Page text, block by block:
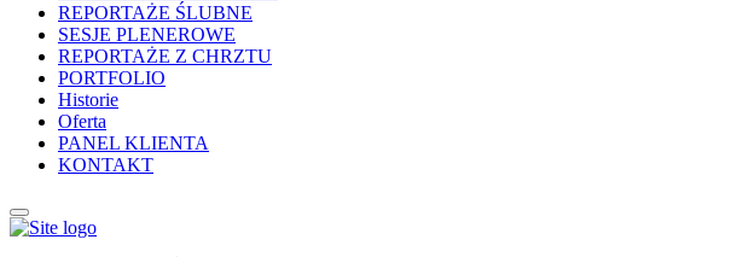
REPORTAŻE ŚLUBNE
SESJE PLENEROWE
REPORTAŻE Z CHRZTU
PORTFOLIO
Historie
Oferta
PANEL KLIENTA
KONTAKT